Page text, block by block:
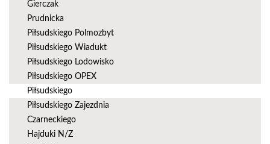
Gierczak
Prudnicka
Piłsudskiego Polmozbyt
Piłsudskiego Wiadukt
Piłsudskiego Lodowisko
Piłsudskiego OPEX
Piłsudskiego
Piłsudskiego Zajezdnia
Czarneckiego
Hajduki N/Z